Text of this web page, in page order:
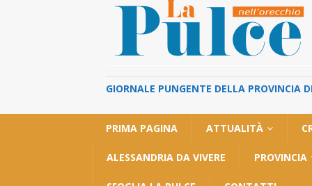
GIORNALE PUNGENTE DELLA PROVINCIA
PRIMA PAGINA ATTUALITÀ
ALESSANDRIA DA VIVERE PROVINCIA